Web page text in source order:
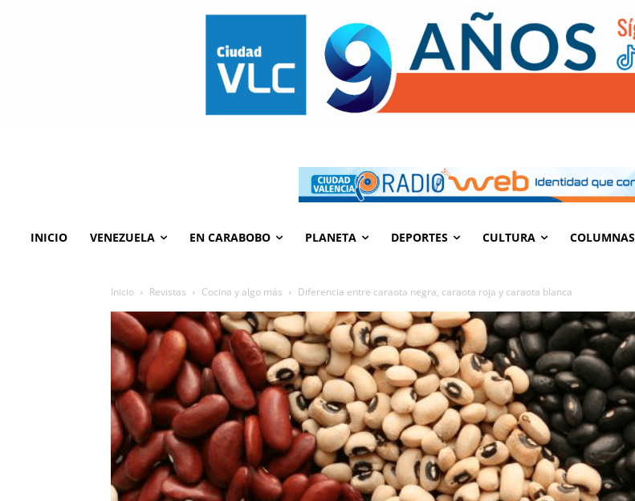
INICIO VENEZUELA EN CARABOBO PLANETA DEPORTES CULTURA COLUMNAS
Inicio Revistas Cocina y algo más Diferencia entre caraota negra, caraota roja y caraota blanca